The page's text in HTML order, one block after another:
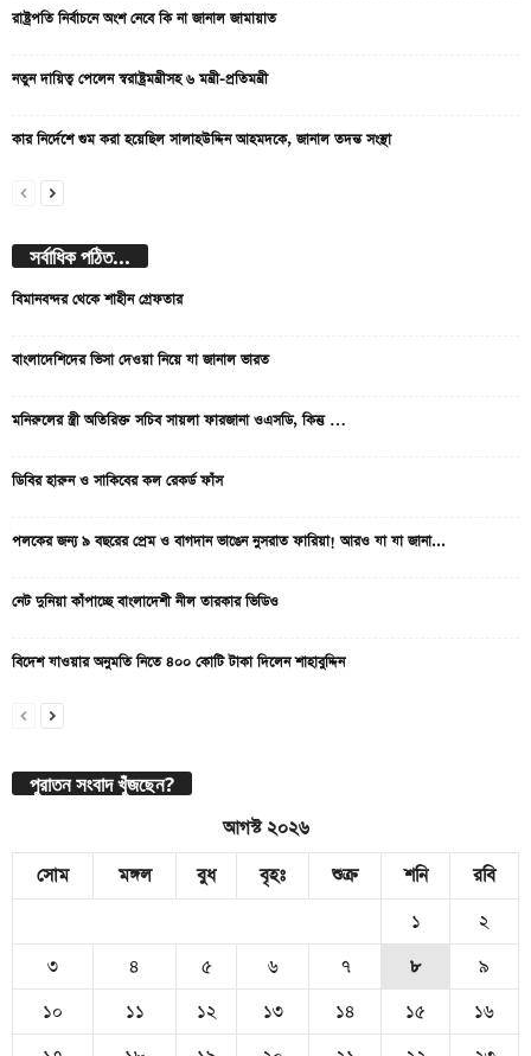
রাষ্ট্রপতি নির্বাচনে অংশ নেবে কি না জানাল জামায়াত
নতুন দায়িত্ব পেলেন স্বরাষ্ট্রমন্ত্রীসহ ৬ মন্ত্রী-প্রতিমন্ত্রী
কার নির্দেশে গুম করা হয়েছিল সালাহউদ্দিন আহমদকে, জানাল তদন্ত সংস্থা
সর্বাধিক পঠিত...
বিমানবন্দর থেকে শাহীন গ্রেফতার
বাংলাদেশিদের ভিসা দেওয়া নিয়ে যা জানাল ভারত
মনিরুলের স্ত্রী অতিরিক্ত সচিব সায়লা ফারজানা ওএসডি, কিন্তু …
ডিবির হারুন ও সাকিবের কল রেকর্ড ফাঁস
পলকের জন্য ৯ বছরের প্রেম ও বাগদান ভাঙেন নুসরাত ফারিয়া! আরও যা যা জানা...
নেট দুনিয়া কাঁপাচ্ছে বাংলাদেশী নীল তারকার ভিডিও
বিদেশ যাওয়ার অনুমতি নিতে ৪০০ কোটি টাকা দিলেন শাহাবুদ্দিন
পুরাতন সংবাদ খুঁজছেন?
আগস্ট ২০২৬
সোম
মঙ্গল বুধ বৃহঃ শুক্র শনি
রবি
১
২
৩
৪ ৫ ৬ ৭ ৮
৯
১০
১১ ১২ ১৩ ১৪ ১৫
১৬